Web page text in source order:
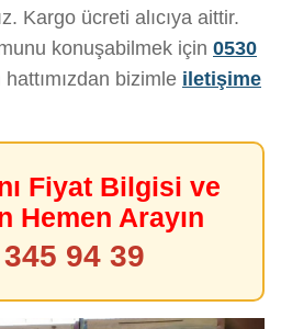
Kargo ücreti alıcıya aittir.
konuşabilmek için 0530
bizimle iletişime
Fiyat Bilgisi ve
Hemen Arayın
94 39